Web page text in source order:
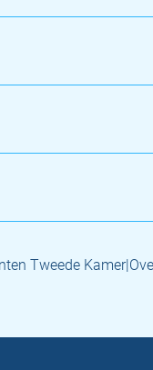
Tweede